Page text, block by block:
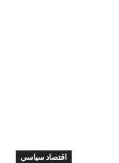
اقتصاد سياسي